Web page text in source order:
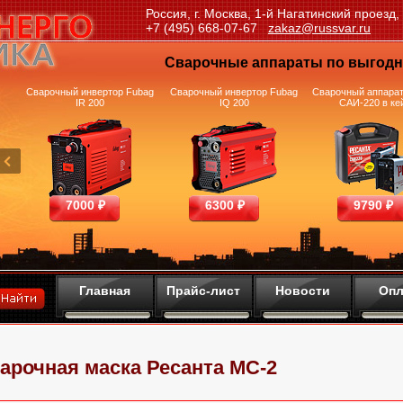
Россия, г. Москва, 1-й Нагатинский проезд,
+7 (495) 668-07-67zakaz@russvar.ru
Сварочные аппараты по
Сварочный инвертор Fubag
IR 200
7000 ₽
Сварочный инвертор Fubag
IQ 200
6300 ₽
Сварочный
САИ-220 в
9790 ₽
Главная Прайс-лист Новости
маска Ресанта МС-2